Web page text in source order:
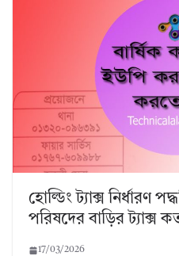
হোল্ডিং ট্যাক্স নির্ধারণ
পরিষদের বাড়ির ট্যাক্স
17/03/2026